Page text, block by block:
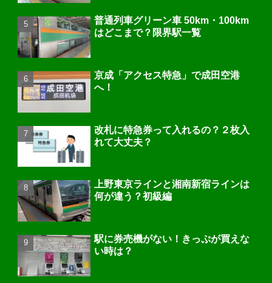
普通列車グリーン車 50km・100km
はどこまで？限界駅一覧
京成「アクセス特急」で成田空港
へ！
改札に特急券って入れるの？２枚入
れて大丈夫？
上野東京ラインと湘南新宿ラインは
何が違う？初級編
駅に券売機がない！きっぷが買えな
い時は？